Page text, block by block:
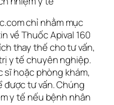
chỉ nhằm mục
về Thuốc Apival 160
thay thế cho tư vấn,
y tế chuyên nghiệp.
sĩ hoặc phòng khám,
được tư vấn. Chúng
y tế nếu bệnh nhân